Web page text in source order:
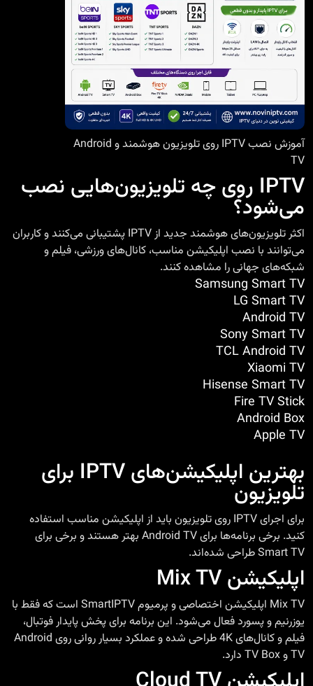
آموزش نصب IPTV روی تلویزیون هوشمند و Android
TV
IPTV روی چه تلویزیون‌هایی نصب
می‌شود؟
اکثر تلویزیون‌های هوشمند جدید از IPTV پشتیبانی می‌کنند و کاربران
می‌توانند با نصب اپلیکیشن مناسب، کانال‌های ورزشی، فیلم و
شبکه‌های جهانی را مشاهده کنند.
Samsung Smart TV
LG Smart TV
Android TV
Sony Smart TV
TCL Android TV
Xiaomi TV
Hisense Smart TV
Fire TV Stick
Android Box
Apple TV
بهترین اپلیکیشن‌های IPTV برای
تلویزیون
برای اجرای IPTV روی تلویزیون باید از اپلیکیشن مناسب استفاده
کنید. برخی برنامه‌ها برای Android TV بهتر هستند و برخی برای
Smart TV طراحی شده‌اند.
اپلیکیشن Mix TV
Mix TV اپلیکیشن اختصاصی و پرمیوم SmartIPTV است که فقط با
یوزرنیم و پسورد فعال می‌شود. این برنامه برای پخش پایدار فوتبال،
فیلم و کانال‌های 4K طراحی شده و عملکرد بسیار روانی روی Android
TV و TV Box دارد.